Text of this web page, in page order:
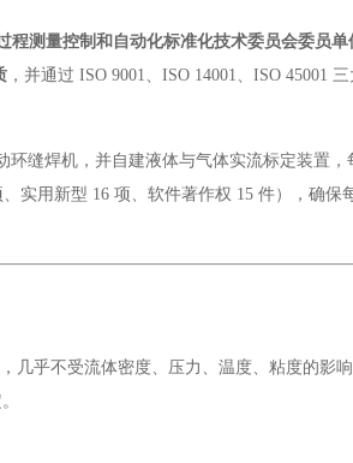
程测量控制和自动化标准化技术委员会委员单
，并通过 ISO 9001、ISO 14001、ISO 45001
缝焊机，并自建液体与气体实流标定装置，
实用新型 16 项、软件著作权 15 件），确保
几乎不受流体密度、压力、温度、粘度的影